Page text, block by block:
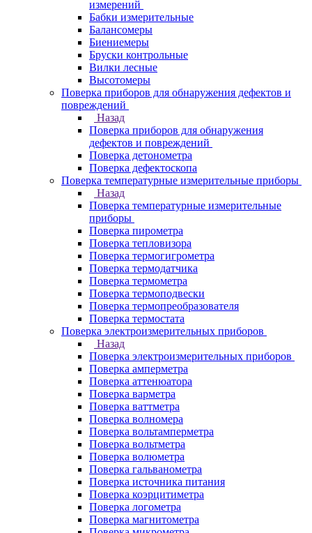
измерений
Бабки измерительные
Балансомеры
Биениемеры
Бруски контрольные
Вилки лесные
Высотомеры
Поверка приборов для обнаружения дефектов и
повреждений
Назад
Поверка приборов для обнаружения
дефектов и повреждений
Поверка детонометра
Поверка дефектоскопа
Поверка температурные измерительные приборы
Назад
Поверка температурные измерительные
приборы
Поверка пирометра
Поверка тепловизора
Поверка термогигрометра
Поверка термодатчика
Поверка термометра
Поверка термоподвески
Поверка термопреобразователя
Поверка термостата
Поверка электроизмерительных приборов
Назад
Поверка электроизмерительных приборов
Поверка амперметра
Поверка аттенюатора
Поверка варметра
Поверка ваттметра
Поверка волномера
Поверка вольтамперметра
Поверка вольтметра
Поверка волюметра
Поверка гальванометра
Поверка источника питания
Поверка коэрцитиметра
Поверка логометра
Поверка магнитометра